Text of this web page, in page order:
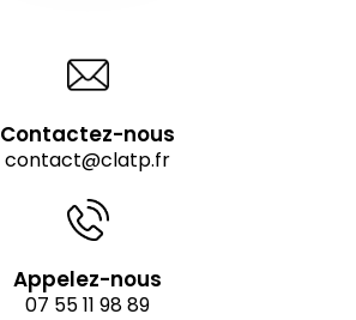
Contactez-nous
contact@clatp.fr
Appelez-nous
07 55 11 98 89